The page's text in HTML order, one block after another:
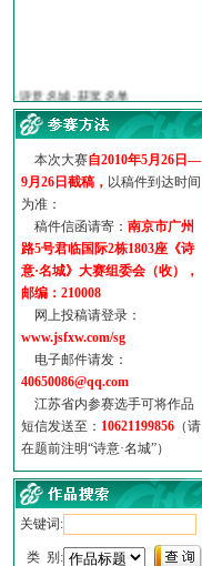
·【诗意·名城】地铁展示作...
诗意名城·地铁时间
·地铁完美呈现【诗意·名城...
参赛作品多达5000多首
“诗意·名城”晒诗会
特别通知--致广大诗词爱好...
本次大赛自2010年5月26日—
9月26日截稿， 以稿件到达时间
为准：
稿件信函请寄： 南京市广州
路5号君临国际2栋1803座《诗
意·名城》大赛组委会（收），
邮编：210008
网上投稿请登录：
www.jsfxw.com/sg
电子邮件请发：
40650086@qq.com
江苏省内参赛选手可将作品
短信发送至： 10621199856 （请
在题前注明“诗意·名城”）
关键词:
类 别: